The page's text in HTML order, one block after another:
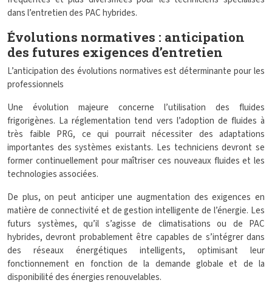
dans l’entretien des PAC hybrides.
Évolutions normatives : anticipation
des futures exigences d’entretien
L’anticipation des évolutions normatives est déterminante pour les
professionnels
Une évolution majeure concerne l’utilisation des fluides
frigorigènes. La réglementation tend vers l’adoption de fluides à
très faible PRG, ce qui pourrait nécessiter des adaptations
importantes des systèmes existants. Les techniciens devront se
former continuellement pour maîtriser ces nouveaux fluides et les
technologies associées.
De plus, on peut anticiper une augmentation des exigences en
matière de connectivité et de gestion intelligente de l’énergie. Les
futurs systèmes, qu’il s’agisse de climatisations ou de PAC
hybrides, devront probablement être capables de s’intégrer dans
des réseaux énergétiques intelligents, optimisant leur
fonctionnement en fonction de la demande globale et de la
disponibilité des énergies renouvelables.